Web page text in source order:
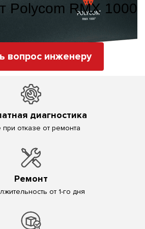
Polycom RMX 1000
вопрос инженеру
диагностика
отказе от ремонта
Ремонт
от 1-го дня